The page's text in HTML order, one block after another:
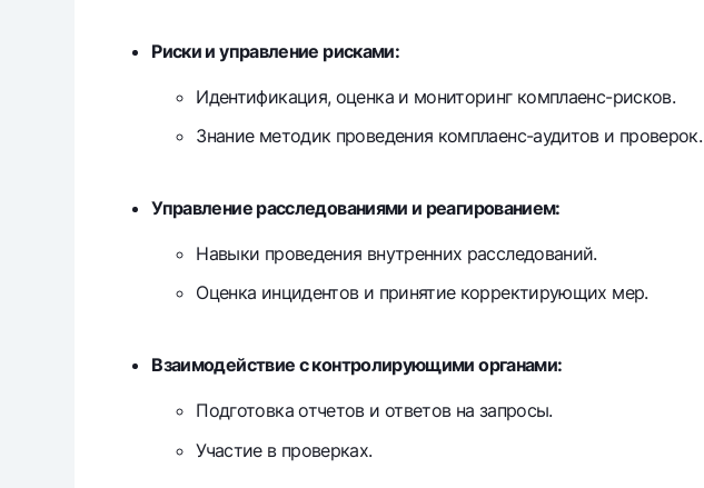
Риски и управление рисками:
Идентификация, оценка и мониторинг комплаенс-рисков.
Знание методик проведения комплаенс-аудитов и проверок.
Управление расследованиями и реагированием:
Навыки проведения внутренних расследований.
Оценка инцидентов и принятие корректирующих мер.
Взаимодействие с контролирующими органами:
Подготовка отчетов и ответов на запросы.
Участие в проверках.